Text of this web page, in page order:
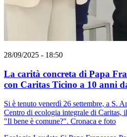
28/09/2025 - 18:50
La carità concreta di Papa
con Caritas Ticino a 10 anni
Si è tenuto venerdì 26 settembre, a S.
Centro di ecologia integrale di Caritas,
"Il bene è comune?". Cronaca e foto